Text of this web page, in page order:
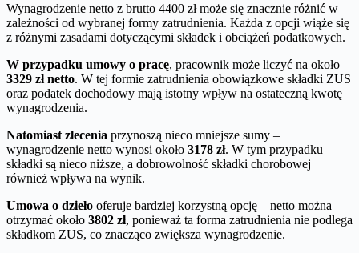
Wynagrodzenie netto z brutto 4400 zł może się znacznie różnić w
zależności od wybranej formy zatrudnienia. Każda z opcji wiąże się
z różnymi zasadami dotyczącymi składek i obciążeń podatkowych.
W przypadku umowy o pracę, pracownik może liczyć na około
3329 zł netto. W tej formie zatrudnienia obowiązkowe składki ZUS
oraz podatek dochodowy mają istotny wpływ na ostateczną kwotę
wynagrodzenia.
Natomiast zlecenia przynoszą nieco mniejsze sumy –
wynagrodzenie netto wynosi około 3178 zł. W tym przypadku
składki są nieco niższe, a dobrowolność składki chorobowej
również wpływa na wynik.
Umowa o dzieło oferuje bardziej korzystną opcję – netto można
otrzymać około 3802 zł, ponieważ ta forma zatrudnienia nie podlega
składkom ZUS, co znacząco zwiększa wynagrodzenie.